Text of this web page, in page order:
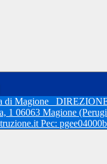
1 06063 Magione
Pec: